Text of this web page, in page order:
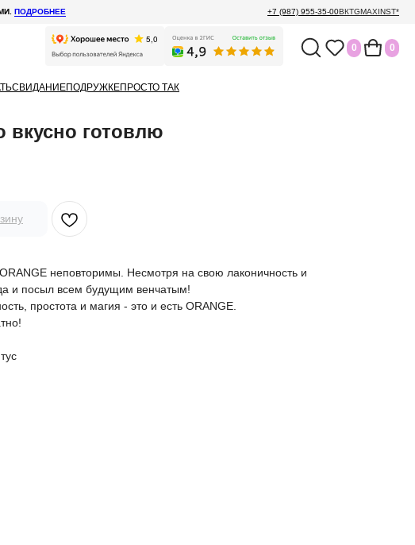
ПОДРОБНЕЕ +7 (987) 955-35-00ВКTGMAXINST*
0 0
СВИДАНИЕПОДРУЖКЕПРОСТО ТАК
вкусно готовлю
неповторимы. Несмотря на свою лаконичность и
и посыл всем будущим венчатым!
простота и магия - это и есть ORANGE.